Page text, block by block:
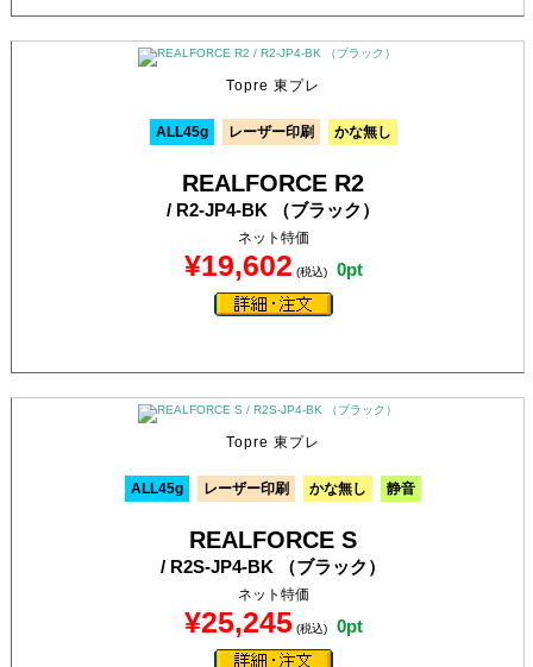
Topre 東プレ
ALL45g レーザー印刷 かな無し
REALFORCE R2
/ R2-JP4-BK （ブラック）
ネット特価
¥19,602 (税込) 0pt
Topre 東プレ
ALL45g レーザー印刷 かな無し 静音
REALFORCE S
/ R2S-JP4-BK （ブラック）
ネット特価
¥25,245 (税込) 0pt